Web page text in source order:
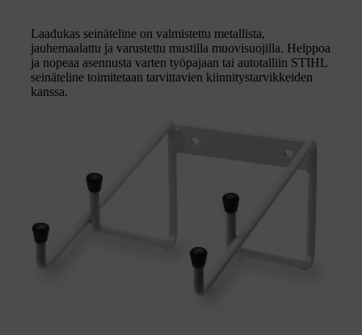
Laadukas seinäteline on valmistettu metallista,
jauhemaalattu ja varustettu mustilla muovisuojilla. Helppoa
ja nopeaa asennusta varten työpajaan tai autotalliin STIHL
seinäteline toimitetaan tarvittavien kiinnitystarvikkeiden
kanssa.